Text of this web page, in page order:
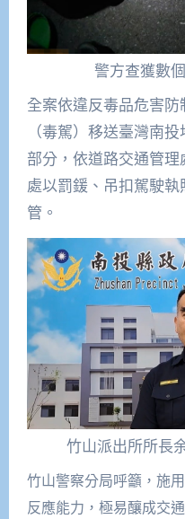
警方查獲數
全案依違反毒品危害
（毒駕）移送臺灣南
部分，依道路交通管理
處以罰鍰、吊扣駕駛
管。
竹山派出所所長
竹山警察分局呼籲，施
反應能力，極易釀成交